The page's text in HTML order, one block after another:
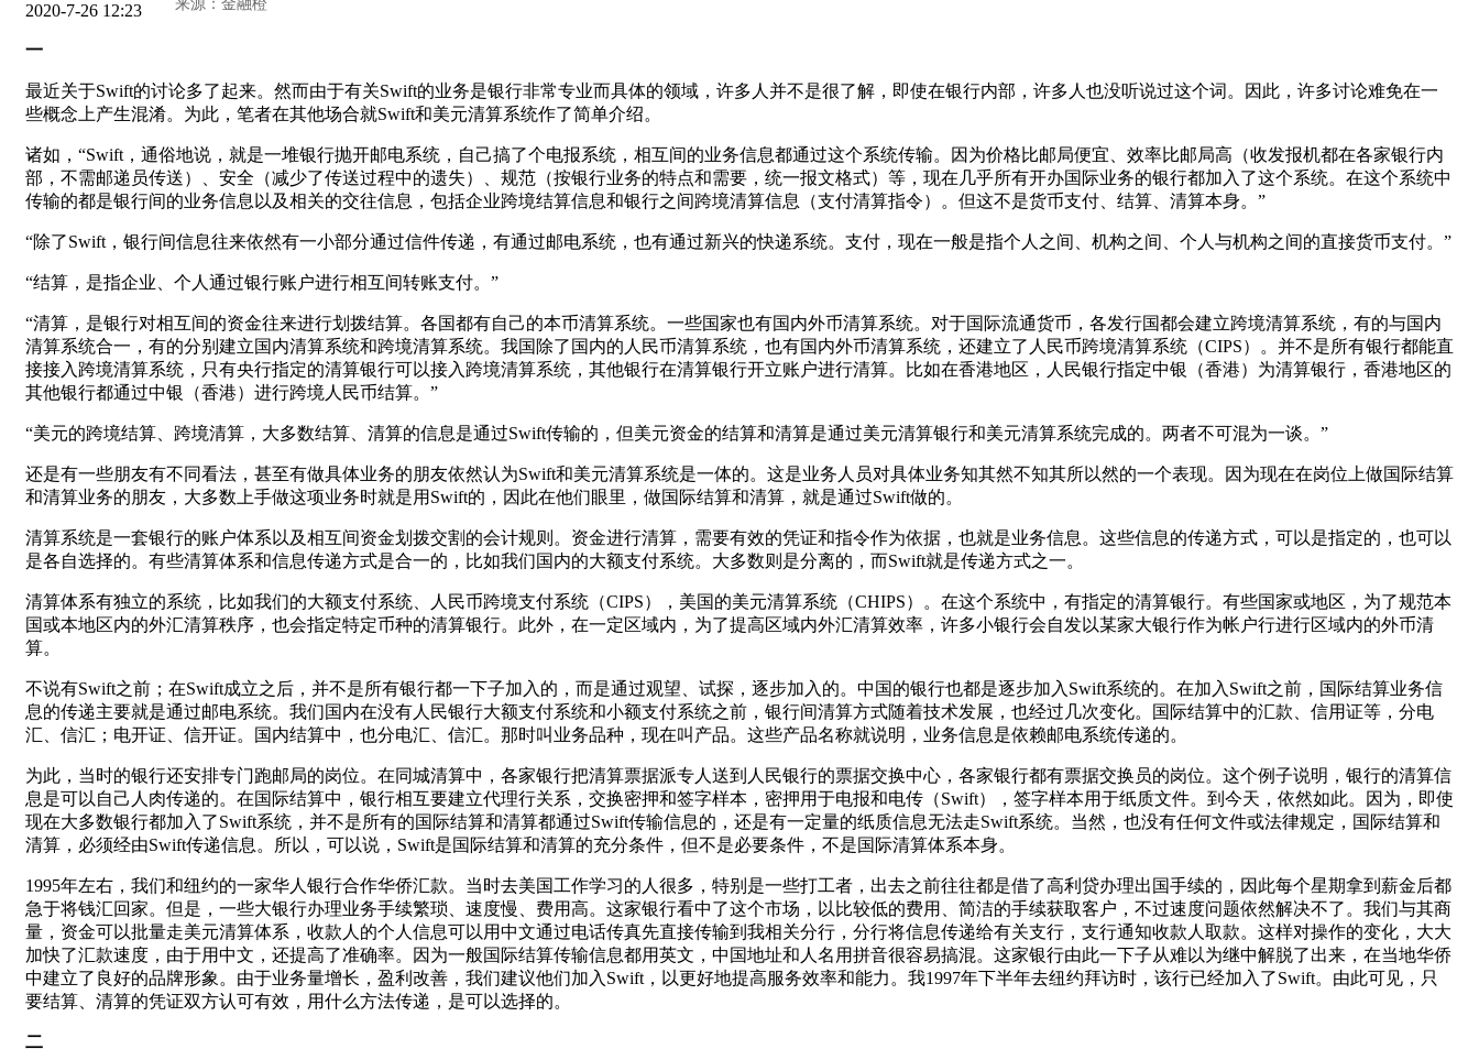
2020-7-26 12:23
一
最近关于Swift的讨论多了起来。然而由于有关Swift的业务是银行非常专业而具体的领域，许多人并不是很了解，即使在银行内部，许多人也没听说过这个词。因此，许多讨论难免在一
些概念上产生混淆。为此，笔者在其他场合就Swift和美元清算系统作了简单介绍。
诸如，“Swift，通俗地说，就是一堆银行抛开邮电系统，自己搞了个电报系统，相互间的业务信息都通过这个系统传输。因为价格比邮局便宜、效率比邮局高（收发报机都在各家银行内
部，不需邮递员传送）、安全（减少了传送过程中的遗失）、规范（按银行业务的特点和需要，统一报文格式）等，现在几乎所有开办国际业务的银行都加入了这个系统。在这个系统中
传输的都是银行间的业务信息以及相关的交往信息，包括企业跨境结算信息和银行之间跨境清算信息（支付清算指令）。但这不是货币支付、结算、清算本身。”
“除了Swift，银行间信息往来依然有一小部分通过信件传递，有通过邮电系统，也有通过新兴的快递系统。支付，现在一般是指个人之间、机构之间、个人与机构之间的直接货币支付。”
“结算，是指企业、个人通过银行账户进行相互间转账支付。”
“清算，是银行对相互间的资金往来进行划拨结算。各国都有自己的本币清算系统。一些国家也有国内外币清算系统。对于国际流通货币，各发行国都会建立跨境清算系统，有的与国内
清算系统合一，有的分别建立国内清算系统和跨境清算系统。我国除了国内的人民币清算系统，也有国内外币清算系统，还建立了人民币跨境清算系统（CIPS）。并不是所有银行都能直
接接入跨境清算系统，只有央行指定的清算银行可以接入跨境清算系统，其他银行在清算银行开立账户进行清算。比如在香港地区，人民银行指定中银（香港）为清算银行，香港地区的
其他银行都通过中银（香港）进行跨境人民币结算。”
“美元的跨境结算、跨境清算，大多数结算、清算的信息是通过Swift传输的，但美元资金的结算和清算是通过美元清算银行和美元清算系统完成的。两者不可混为一谈。”
还是有一些朋友有不同看法，甚至有做具体业务的朋友依然认为Swift和美元清算系统是一体的。这是业务人员对具体业务知其然不知其所以然的一个表现。因为现在在岗位上做国际结算
和清算业务的朋友，大多数上手做这项业务时就是用Swift的，因此在他们眼里，做国际结算和清算，就是通过Swift做的。
清算系统是一套银行的账户体系以及相互间资金划拨交割的会计规则。资金进行清算，需要有效的凭证和指令作为依据，也就是业务信息。这些信息的传递方式，可以是指定的，也可以
是各自选择的。有些清算体系和信息传递方式是合一的，比如我们国内的大额支付系统。大多数则是分离的，而Swift就是传递方式之一。
清算体系有独立的系统，比如我们的大额支付系统、人民币跨境支付系统（CIPS），美国的美元清算系统（CHIPS）。在这个系统中，有指定的清算银行。有些国家或地区，为了规范本
国或本地区内的外汇清算秩序，也会指定特定币种的清算银行。此外，在一定区域内，为了提高区域内外汇清算效率，许多小银行会自发以某家大银行作为帐户行进行区域内的外币清
算。
不说有Swift之前；在Swift成立之后，并不是所有银行都一下子加入的，而是通过观望、试探，逐步加入的。中国的银行也都是逐步加入Swift系统的。在加入Swift之前，国际结算业务信
息的传递主要就是通过邮电系统。我们国内在没有人民银行大额支付系统和小额支付系统之前，银行间清算方式随着技术发展，也经过几次变化。国际结算中的汇款、信用证等，分电
汇、信汇；电开证、信开证。国内结算中，也分电汇、信汇。那时叫业务品种，现在叫产品。这些产品名称就说明，业务信息是依赖邮电系统传递的。
为此，当时的银行还安排专门跑邮局的岗位。在同城清算中，各家银行把清算票据派专人送到人民银行的票据交换中心，各家银行都有票据交换员的岗位。这个例子说明，银行的清算信
息是可以自己人肉传递的。在国际结算中，银行相互要建立代理行关系，交换密押和签字样本，密押用于电报和电传（Swift），签字样本用于纸质文件。到今天，依然如此。因为，即使
现在大多数银行都加入了Swift系统，并不是所有的国际结算和清算都通过Swift传输信息的，还是有一定量的纸质信息无法走Swift系统。当然，也没有任何文件或法律规定，国际结算和
清算，必须经由Swift传递信息。所以，可以说，Swift是国际结算和清算的充分条件，但不是必要条件，不是国际清算体系本身。
1995年左右，我们和纽约的一家华人银行合作华侨汇款。当时去美国工作学习的人很多，特别是一些打工者，出去之前往往都是借了高利贷办理出国手续的，因此每个星期拿到薪金后都
急于将钱汇回家。但是，一些大银行办理业务手续繁琐、速度慢、费用高。这家银行看中了这个市场，以比较低的费用、简洁的手续获取客户，不过速度问题依然解决不了。我们与其商
量，资金可以批量走美元清算体系，收款人的个人信息可以用中文通过电话传真先直接传输到我相关分行，分行将信息传递给有关支行，支行通知收款人取款。这样对操作的变化，大大
加快了汇款速度，由于用中文，还提高了准确率。因为一般国际结算传输信息都用英文，中国地址和人名用拼音很容易搞混。这家银行由此一下子从难以为继中解脱了出来，在当地华侨
中建立了良好的品牌形象。由于业务量增长，盈利改善，我们建议他们加入Swift，以更好地提高服务效率和能力。我1997年下半年去纽约拜访时，该行已经加入了Swift。由此可见，只
要结算、清算的凭证双方认可有效，用什么方法传递，是可以选择的。
二